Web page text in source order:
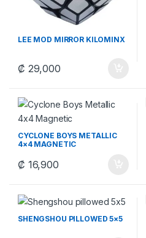
LEE MOD MIRROR KILOMINX
₡ 29,000
CYCLONE BOYS METALLIC
4×4 MAGNETIC
₡ 16,900
SHENGSHOU PILLOWED 5×5